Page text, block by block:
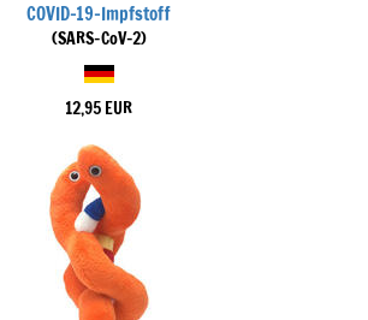
COVID-19-Impfstoff
(SARS-CoV-2)
12,95 EUR